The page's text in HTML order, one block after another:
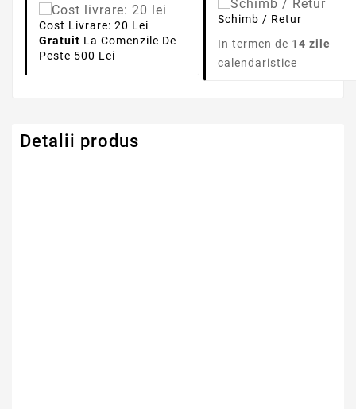
Cost Livrare: 20 Lei
Gratuit La Comenzile De
Peste 500 Lei
Schimb / Retur
In termen de 14 zile
calendaristice
Detalii produs